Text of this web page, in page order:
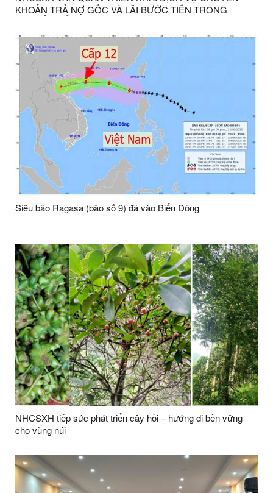
KHOẢN TRẢ NỢ GỐC VÀ LÃI BƯỚC TIẾN TRONG
Siêu bão Ragasa (bão số 9) đã vào Biển Đông
NHCSXH tiếp sức phát triển cây hồi – hướng đi bền vững
cho vùng núi